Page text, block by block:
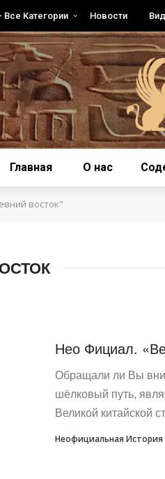
Все Категории Новости
Главная О нас
восток"
Нео Фициал.
Обращали ли Вы
шёлковый путь,
Великой китайской
Неофициальная История